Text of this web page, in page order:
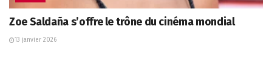
Zoe Saldaña s’offre le trône du cinéma mondial
13 janvier 2026